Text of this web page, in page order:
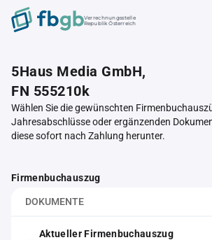
Verrechnungsstelle
Republik Österreich
5Haus Media GmbH,
FN 555210k
Wählen Sie die gewünschten
Jahresabschlüsse oder ergänzenden
diese sofort nach Zahlung herunter.
Firmenbuchauszug
DOKUMENTE
Aktueller Firmenbuchauszug